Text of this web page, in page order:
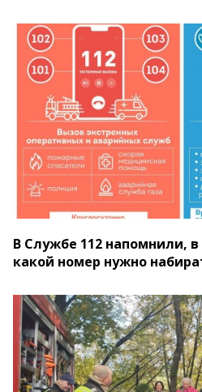
В Службе 112 напомнили, в
какой номер нужно